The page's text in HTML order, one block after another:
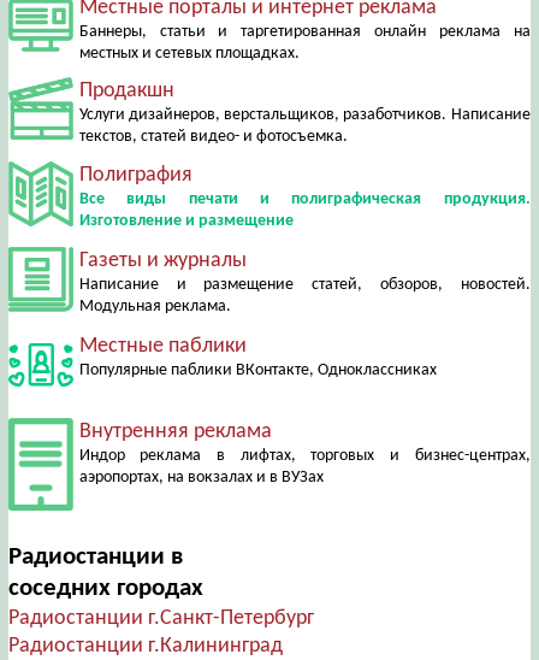
Местные порталы и интернет реклама
Баннеры, статьи и таргетированная онлайн реклама на
местных и сетевых площадках.
Продакшн
Услуги дизайнеров, верстальщиков, разаботчиков. Написание
текстов, статей видео- и фотосъемка.
Полиграфия
Все виды печати и полиграфическая продукция.
Изготовление и размещение
Газеты и журналы
Написание и размещение статей, обзоров, новостей.
Модульная реклама.
Местные паблики
Популярные паблики ВКонтакте, Одноклассниках
Внутренняя реклама
Индор реклама в лифтах, торговых и бизнес-центрах,
аэропортах, на вокзалах и в ВУЗах
Радиостанции в
соседних городах
Радиостанции г.Санкт-Петербург
Радиостанции г.Калининград